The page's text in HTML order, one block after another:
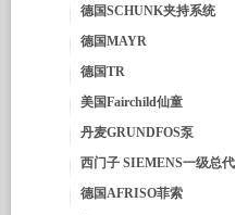
德国SCHUNK夹持系统
德国MAYR
德国TR
美国Fairchild仙童
丹麦GRUNDFOS泵
西门子 SIEMENS一级总代
德国AFRISO菲索